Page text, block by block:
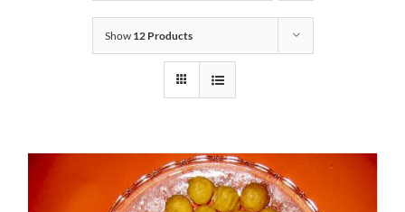
Show 12 Products